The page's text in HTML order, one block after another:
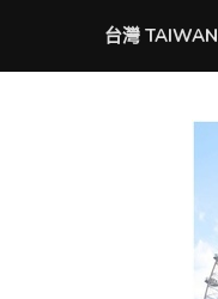
台灣 TAIWAN